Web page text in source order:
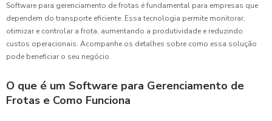
Software para gerenciamento de frotas é fundamental para empresas que
dependem do transporte eficiente. Essa tecnologia permite monitorar,
otimizar e controlar a frota, aumentando a produtividade e reduzindo
custos operacionais. Acompanhe os detalhes sobre como essa solução
pode beneficiar o seu negócio.
O que é um Software para Gerenciamento de
Frotas e Como Funciona